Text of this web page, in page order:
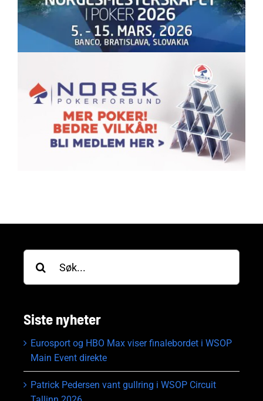
etter:
Siste nyheter
Eurosport og HBO Max viser finalebordet i WSOP
Main Event direkte
Patrick Pedersen vant gullring i WSOP Circuit